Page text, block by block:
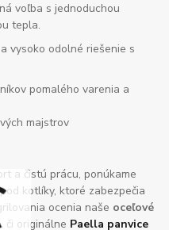
voľba s jednoduchou
tepla.
vysoko odolné riešenie s
pomalého varenia a
majstrov
a čistú prácu, ponúkame
kotlíky, ktoré zabezpečia
ocenia naše oceľové
, či originálne Paella panvice